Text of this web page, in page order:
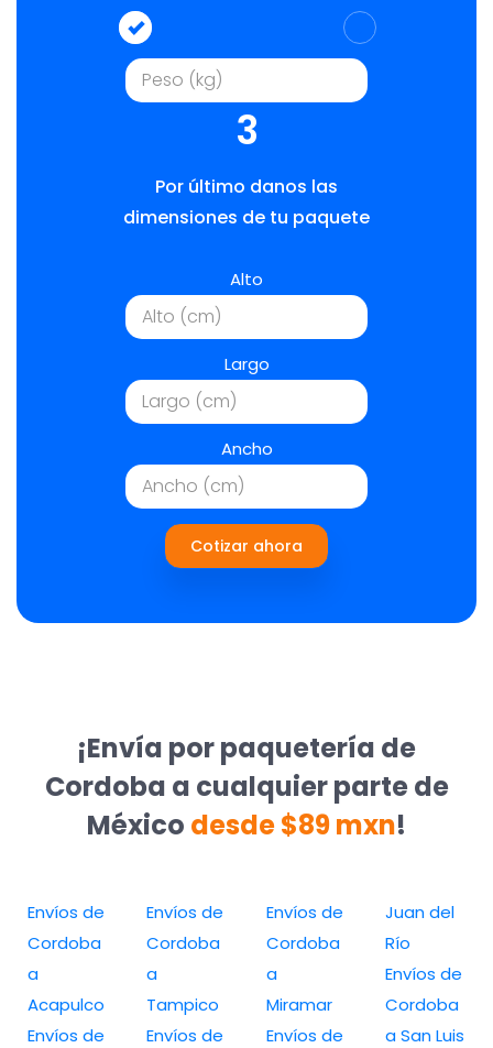
3
Por último danos las
dimensiones de tu paquete
Alto
Largo
Ancho
Cotizar ahora
¡Envía por paquetería de
Cordoba a cualquier parte de
México desde $89 mxn!
Envíos de
Cordoba
a
Acapulco
Envíos de
Envíos de
Cordoba
a
Tampico
Envíos de
Envíos de
Cordoba
a
Miramar
Envíos de
Juan del
Río
Envíos de
Cordoba
a San Luis